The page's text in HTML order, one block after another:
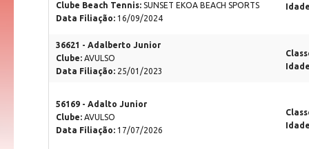
Clube Beach Tennis: SUNSET EKOA BEACH SPORTS
Data Filiação: 16/09/2024
36621 - Adalberto Junior
Clube: AVULSO
Data Filiação: 25/01/2023
56169 - Adalto Junior
Clube: AVULSO
Data Filiação: 17/07/2026